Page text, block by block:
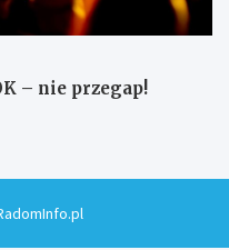
– nie przegap!